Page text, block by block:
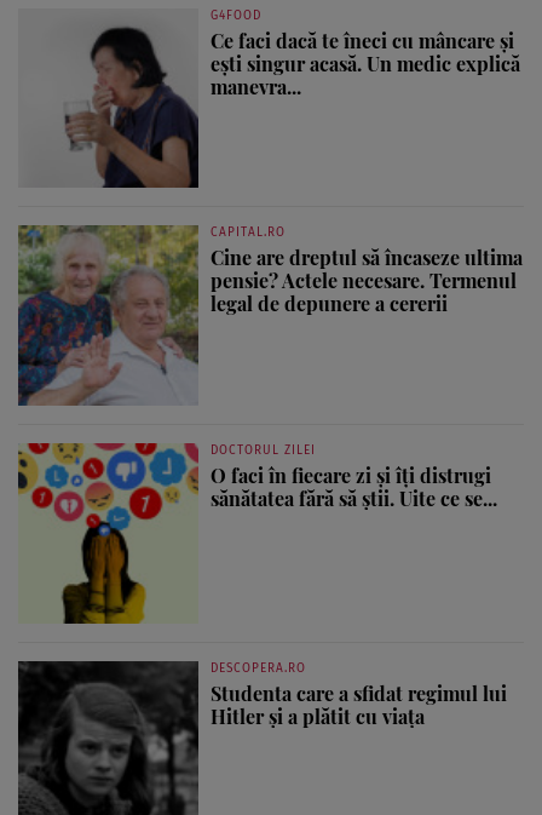
G4FOOD
Ce faci dacă te îneci cu mâncare și
ești singur acasă. Un medic explică
manevra...
CAPITAL.RO
Cine are dreptul să încaseze ultima
pensie? Actele necesare. Termenul
legal de depunere a cererii
DOCTORUL ZILEI
O faci în fiecare zi și îți distrugi
sănătatea fără să știi. Uite ce se...
DESCOPERA.RO
Studenta care a sfidat regimul lui
Hitler și a plătit cu viața